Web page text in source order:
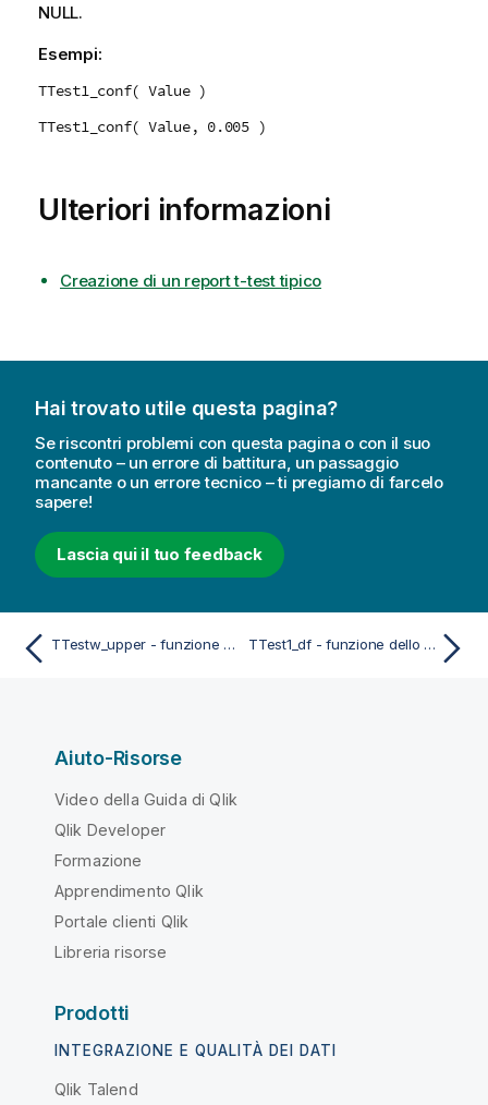
NULL.
Esempi:
TTest1_conf( Value )
TTest1_conf( Value, 0.005 )
Ulteriori informazioni
Creazione di un report t-test tipico
Hai trovato utile questa pagina?
Se riscontri problemi con questa pagina o con il suo
contenuto – un errore di battitura, un passaggio
mancante o un errore tecnico – ti pregiamo di farcelo
sapere!
Lascia qui il tuo feedback
TTestw_upper - funzione dello script e del grafico TTest1_df - funzione dello script e del grafico
Aiuto-Risorse
Video della Guida di Qlik
Qlik Developer
Formazione
Apprendimento Qlik
Portale clienti Qlik
Libreria risorse
Prodotti
INTEGRAZIONE E QUALITÀ DEI DATI
Qlik Talend